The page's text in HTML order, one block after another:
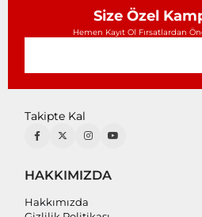
Size Özel
Hemen Kayıt Ol Fırsatlardan
Takipte Kal
HAKKIMIZDA
Hakkımızda